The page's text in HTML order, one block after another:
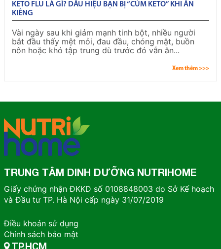
KETO FLU LÀ GÌ? DẤU HIỆU BẠN BỊ “CÚM KETO” KHI ĂN
KIÊNG
Vài ngày sau khi giảm mạnh tinh bột, nhiều người
bắt đầu thấy mệt mỏi, đau đầu, chóng mặt, buồn
nôn hoặc khó tập trung dù trước đó vẫn ăn...
Xem thêm >>>
TRUNG TÂM DINH DƯỠNG NUTRIHOME
Giấy chứng nhận ĐKKD số 0108848003 do Sở Kế hoạch
và Đầu tư TP. Hà Nội cấp ngày 31/07/2019
Điều khoản sử dụng
Chính sách bảo mật